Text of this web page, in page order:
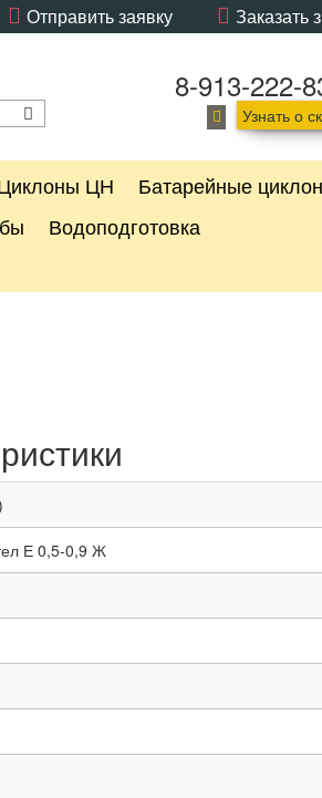
Заказать
Отправить заявку
8-913-222-
Узнать о
ЦН
Батарейные
Водоподготовка
Е 0,5-0,9 Ж